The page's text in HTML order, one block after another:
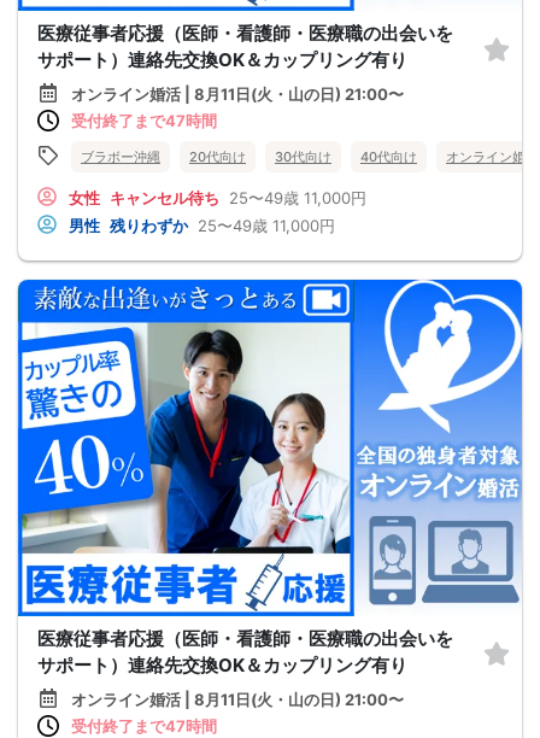
医療従事者応援（医師・看護師・医療職の出会いを
サポート）連絡先交換OK＆カップリング有り
オンライン婚活 | 8月11日(火・山の日) 21:00〜
受付終了まで47時間
ブラボー沖縄 20代向け 30代向け 40代向け オンライン婚活
女性 キャンセル待ち 25〜49歳 11,000円
男性 残りわずか 25〜49歳 11,000円
医療従事者応援（医師・看護師・医療職の出会いを
サポート）連絡先交換OK＆カップリング有り
オンライン婚活 | 8月11日(火・山の日) 21:00〜
受付終了まで47時間